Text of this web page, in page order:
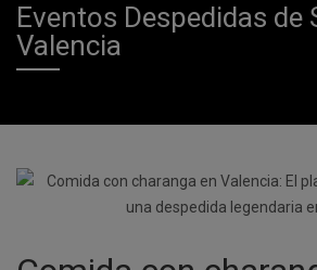
Eventos Despedidas de
Valencia